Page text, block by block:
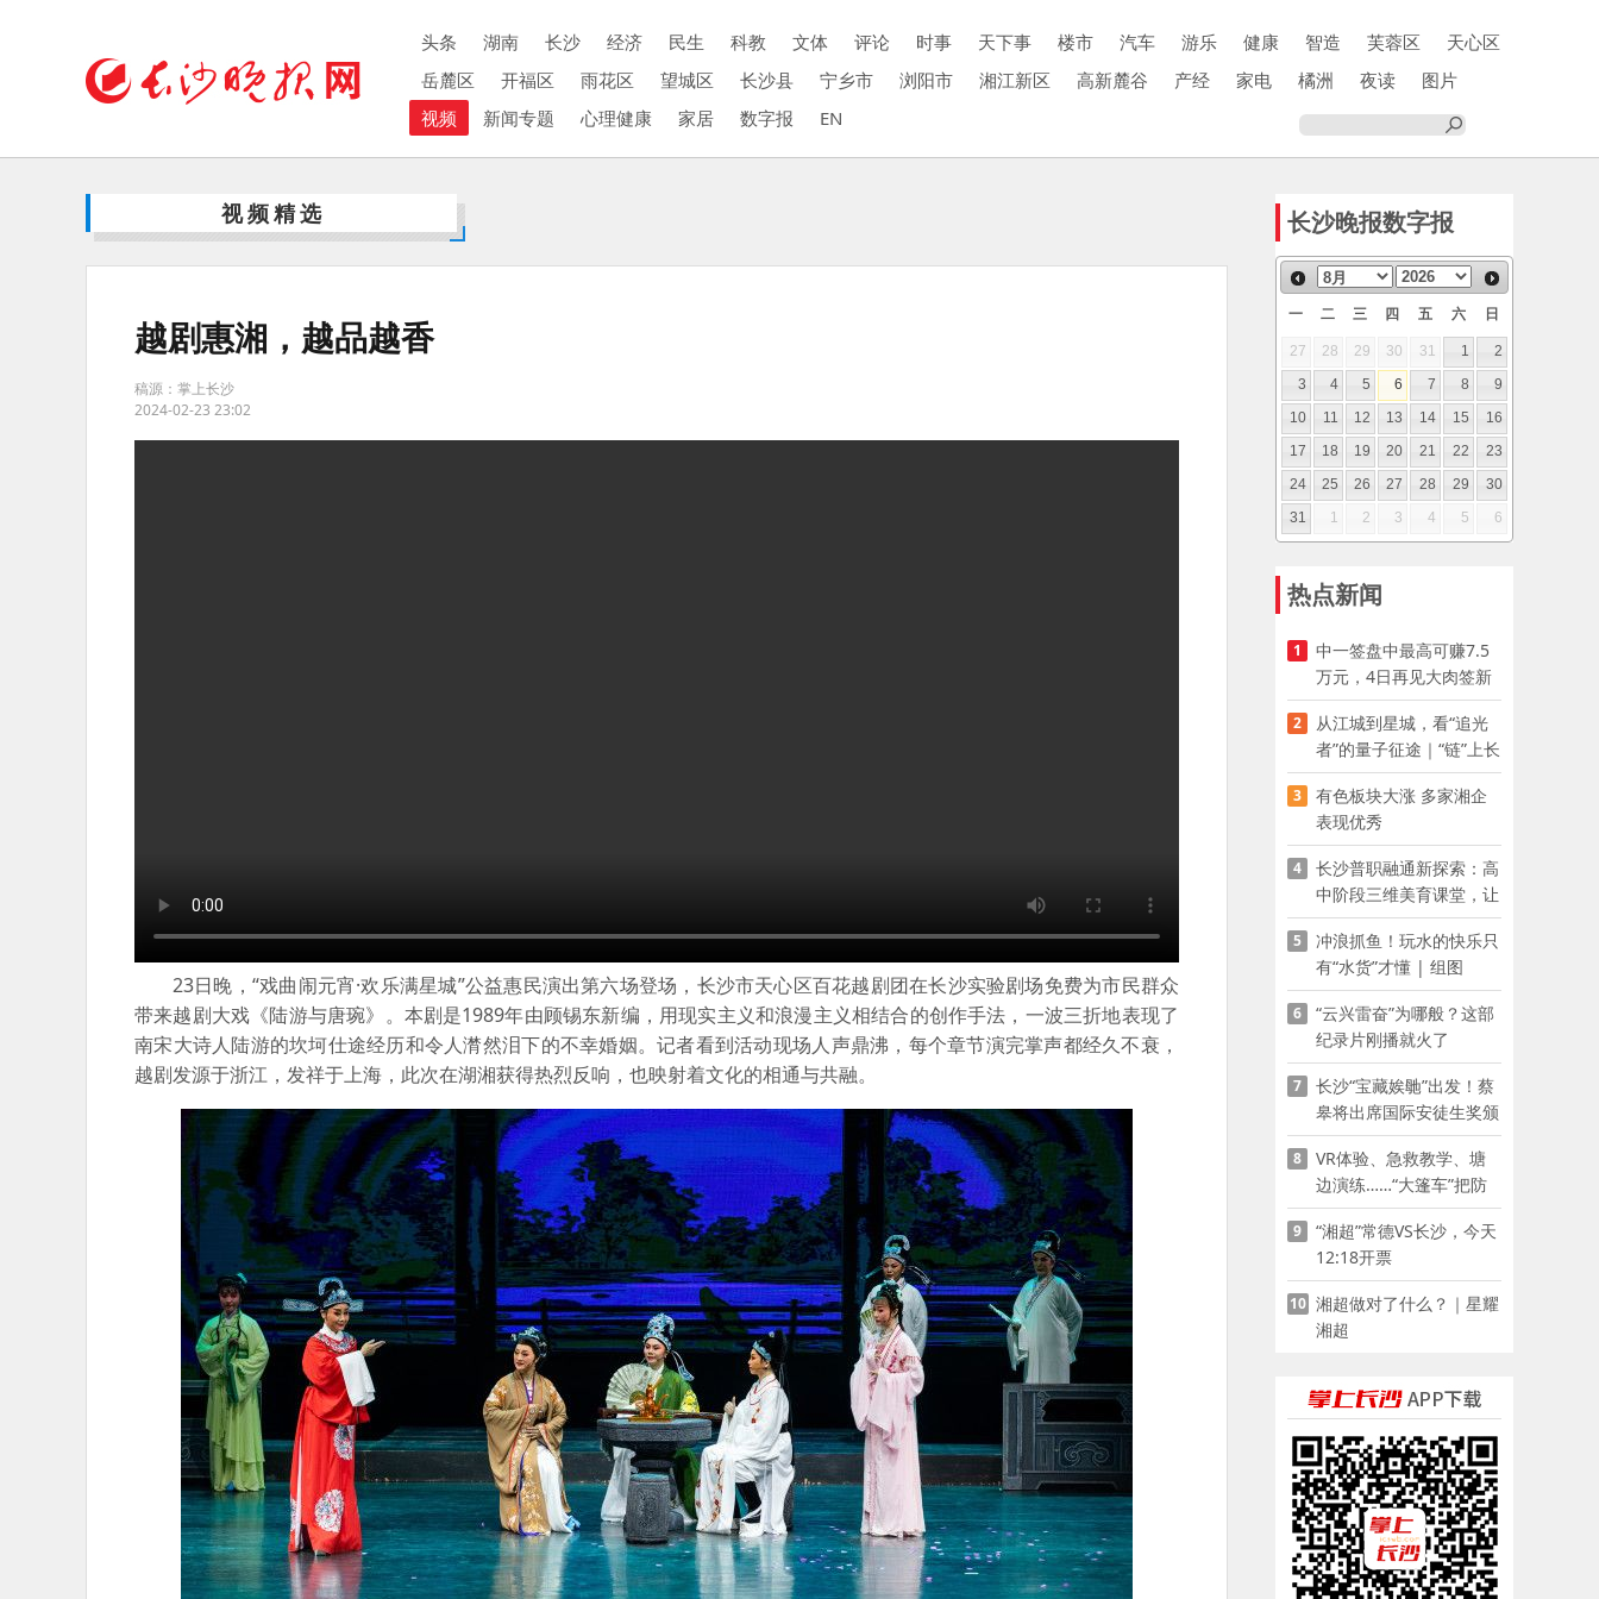
头条 湖南 长沙 经济 民生 科教 文体 评论 时事 天下事 楼市 汽车 游乐 健康 智造 芙蓉区
天心区
岳麓区
开福区 雨花区 望城区 长沙县 宁乡市 浏阳市 湘江新区 高新麓谷 产经 家电 橘洲 夜读
图片
视频
新闻专题 心理健康 家居 数字报 EN
视频精选
越剧惠湘，越品越香
稿源：掌上长沙
2024-02-23 23:02
23日晚，“戏曲闹元宵·欢乐满星城”公益惠民演出第六场登场，长沙市天心区百花越剧团在长沙实验剧场免费为市民群众
带来越剧大戏《陆游与唐琬》。本剧是1989年由顾锡东新编，用现实主义和浪漫主义相结合的创作手法，一波三折地表现了
南宋大诗人陆游的坎坷仕途经历和令人潸然泪下的不幸婚姻。记者看到活动现场人声鼎沸，每个章节演完掌声都经久不衰，
越剧发源于浙江，发祥于上海，此次在湖湘获得热烈反响，也映射着文化的相通与共融。
长沙晚报数字报
一 二 三 四 五 六 日
27 28 29 30 31 1
2
3
4 5 6 7 8
9
10
11 12 13 14 15
16
17
18 19 20 21 22
23
24
25 26 27 28 29
30
31
1 2 3 4 5 6
热点新闻
1
中一签盘中最高可赚7.5
万元，4日再见大肉签新
股
2
从江城到星城，看“追光
者”的量子征途｜“链”上长
沙 “才”够硬核
3
有色板块大涨 多家湘企
表现优秀
4
长沙普职融通新探索：高
中阶段三维美育课堂，让
少年向美而生
5
冲浪抓鱼！玩水的快乐只
有“水货”才懂 | 组图
6
“云兴雷奋”为哪般？这部
纪录片刚播就火了
7
长沙“宝藏娭毑”出发！蔡
皋将出席国际安徒生奖颁
奖典礼并领奖
8
VR体验、急救教学、塘
边演练……“大篷车”把防
溺水课堂搬到乡村青少年
家门口
9
“湘超”常德VS长沙，今天
12:18开票
10 湘超做对了什么？｜星耀
湘超